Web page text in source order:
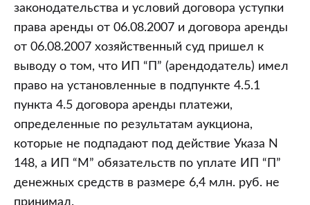
законодательства и условий договора уступки
права аренды от 06.08.2007 и договора аренды
от 06.08.2007 хозяйственный суд пришел к
выводу о том, что ИП “П” (арендодатель) имел
право на установленные в подпункте 4.5.1
пункта 4.5 договора аренды платежи,
определенные по результатам аукциона,
которые не подпадают под действие Указа N
148, а ИП “М” обязательств по уплате ИП “П”
денежных средств в размере 6,4 млн. руб. не
принимал.